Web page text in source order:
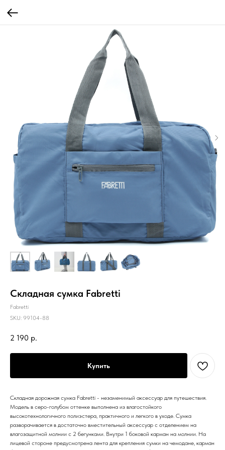
Складная сумка Fabretti
Fabretti
SKU: 99104-88
2 190 р.
Купить
Складная дорожная сумка Fabretti - незаменимый аксессуар для путешествия.
Модель в серо-голубом оттенке выполнена из влагостойкого
высокотехнологичного полиэстера, практичного и легкого в уходе. Сумка
разворачивается в достаточно вместительный аксессуар с отделением на
влагозащитной молнии с 2 бегунками. Внутри 1 боковой карман на молнии. На
лицевой стороне предусмотрена лента для крепления сумки на чемодане, карман